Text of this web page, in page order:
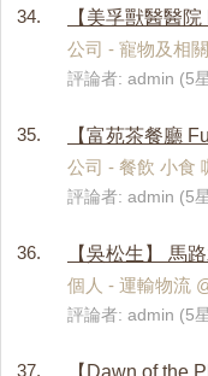
34.
【美孚獸醫醫
公司 - 寵物及相關
評論者: admin
35.
【富苑茶餐廳
公司 - 餐飲 小食
評論者: admin
36.
【吳松生】 馬
個人 - 運輸物流
評論者: admin (5
37. 【Dawn of the